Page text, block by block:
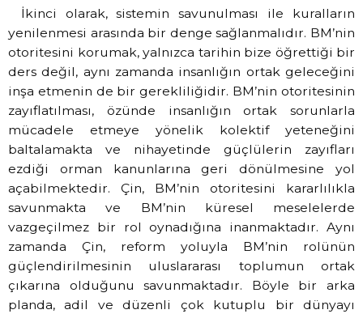
İkinci olarak, sistemin savunulması ile kuralların
yenilenmesi arasında bir denge sağlanmalıdır. BM’nin
otoritesini korumak, yalnızca tarihin bize öğrettiği bir
ders değil, aynı zamanda insanlığın ortak geleceğini
inşa etmenin de bir gerekliliğidir. BM’nin otoritesinin
zayıflatılması, özünde insanlığın ortak sorunlarla
mücadele etmeye yönelik kolektif yeteneğini
baltalamakta ve nihayetinde güçlülerin zayıfları
ezdiği orman kanunlarına geri dönülmesine yol
açabilmektedir. Çin, BM’nin otoritesini kararlılıkla
savunmakta ve BM’nin küresel meselelerde
vazgeçilmez bir rol oynadığına inanmaktadır. Aynı
zamanda Çin, reform yoluyla BM’nin rolünün
güçlendirilmesinin uluslararası toplumun ortak
çıkarına olduğunu savunmaktadır. Böyle bir arka
planda, adil ve düzenli çok kutuplu bir dünyayı